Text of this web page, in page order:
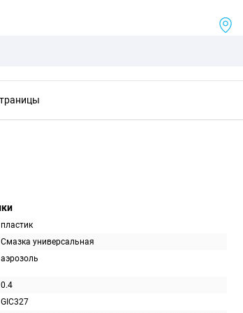
пластик
Смазка универсальная
аэрозоль
0.4
GIC327